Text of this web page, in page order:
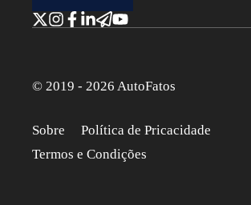
© 2019 - 2026 AutoFatos
Sobre
Política de Pricacidade
Termos e Condições